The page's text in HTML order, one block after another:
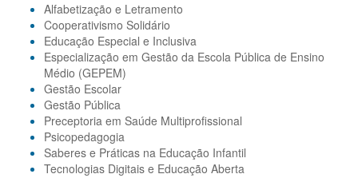
Alfabetização e Letramento
Cooperativismo Solidário
Educação Especial e Inclusiva
Especialização em Gestão da Escola Pública de Ensino
Médio (GEPEM)
Gestão Escolar
Gestão Pública
Preceptoria em Saúde Multiprofissional
Psicopedagogia
Saberes e Práticas na Educação Infantil
Tecnologias Digitais e Educação Aberta